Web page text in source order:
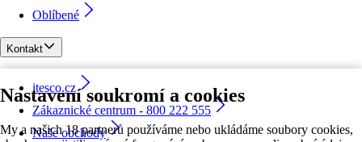
Nastavení soukromí a cookies
My a našich 18 partnerů používáme nebo ukládáme soubory cookies,
Oblíbené
Kontakt
itesco.cz
Zákaznické centrum - 800 222 555
Naše obchody